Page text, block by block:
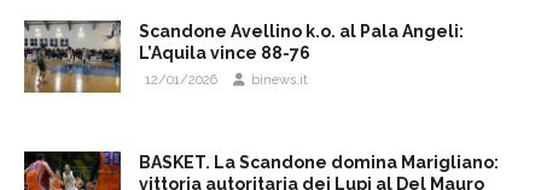
Scandone Avellino k.o. al Pala Angeli:
L’Aquila vince 88-76
12/01/2026 binews.it
BASKET. La Scandone domina Marigliano:
vittoria autoritaria dei Lupi al Del Mauro